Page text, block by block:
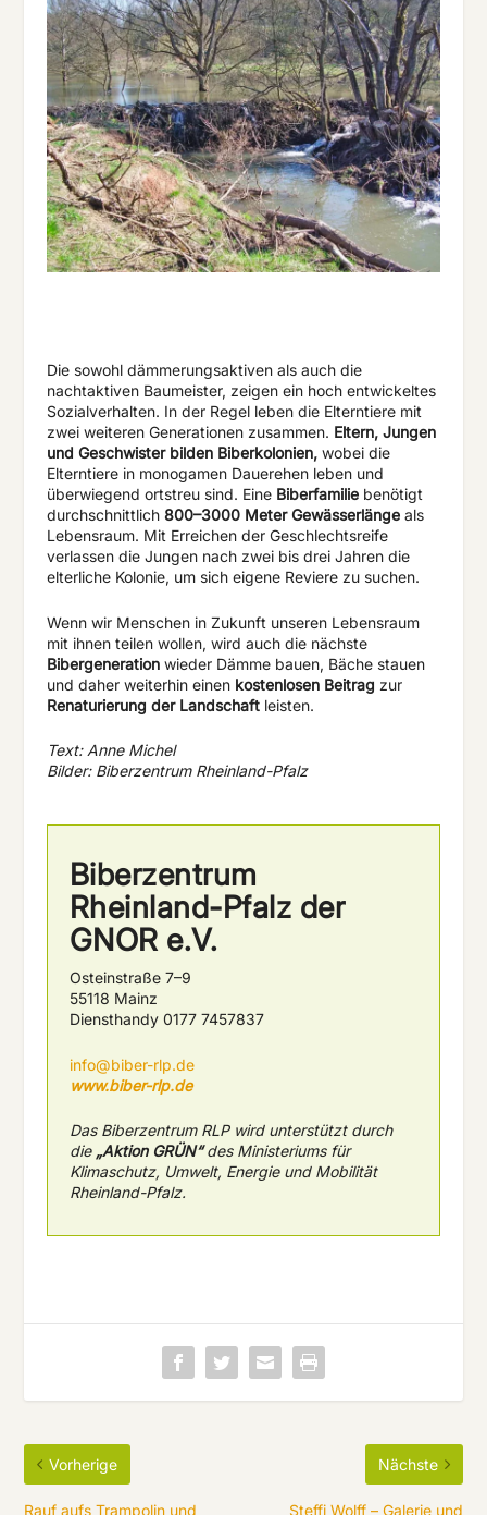
Die sowohl dämmerungsaktiven als auch die
nachtaktiven Baumeister, zeigen ein hoch entwickeltes
Sozialverhalten. In der Regel leben die Elterntiere mit
zwei weiteren Generationen zusammen. Eltern, Jungen
und Geschwister bilden Biberkolonien, wobei die
Elterntiere in monogamen Dauerehen leben und
überwiegend ortstreu sind. Eine Biberfamilie benötigt
durchschnittlich 800–3000 Meter Gewässerlänge als
Lebensraum. Mit Erreichen der Geschlechtsreife
verlassen die Jungen nach zwei bis drei Jahren die
elterliche Kolonie, um sich eigene Reviere zu suchen.
Wenn wir Menschen in Zukunft unseren Lebensraum
mit ihnen teilen wollen, wird auch die nächste
Bibergeneration wieder Dämme bauen, Bäche stauen
und daher weiterhin einen kostenlosen Beitrag zur
Renaturierung der Landschaft leisten.
Text: Anne Michel
Bilder: Biberzentrum Rheinland-Pfalz
Biberzentrum
Rheinland-Pfalz der
GNOR e.V.
Osteinstraße 7–9
55118 Mainz
Diensthandy 0177 7457837
info@biber-rlp.de
www.biber-rlp.de
Das Biberzentrum RLP wird unterstützt durch
die „Aktion GRÜN“des Ministeriums für
Klimaschutz, Umwelt, Energie und Mobilität
Rheinland-Pfalz.
Vorherige
Rauf aufs Trampolin und
Nächste
Steffi Wolff – Galerie und